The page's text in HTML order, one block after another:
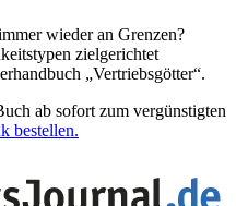
wieder an Grenzen?
zielgerichtet
„Vertriebsgötter“.
ab sofort zum vergünstigten
bestellen.